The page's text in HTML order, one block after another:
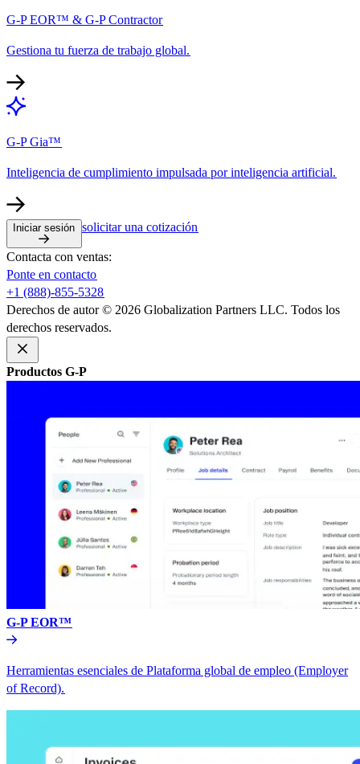
G-P EOR™ & G-P Contractor​​
Gestiona tu fuerza de trabajo global.​​
G-P Gia™​​
Inteligencia de cumplimiento impulsada por inteligencia artificial.​​
Iniciar sesión​​ solicitar una cotización​​
Contacta con ventas:​​
Ponte en contacto​​
+1 (888)-855-5328​​
Derechos de autor © 2026 Globalization Partners LLC. Todos los
derechos reservados.​​
Productos G-P​​
G-P EOR™​​
Herramientas esenciales de Plataforma global de empleo (Employer
of Record).​​